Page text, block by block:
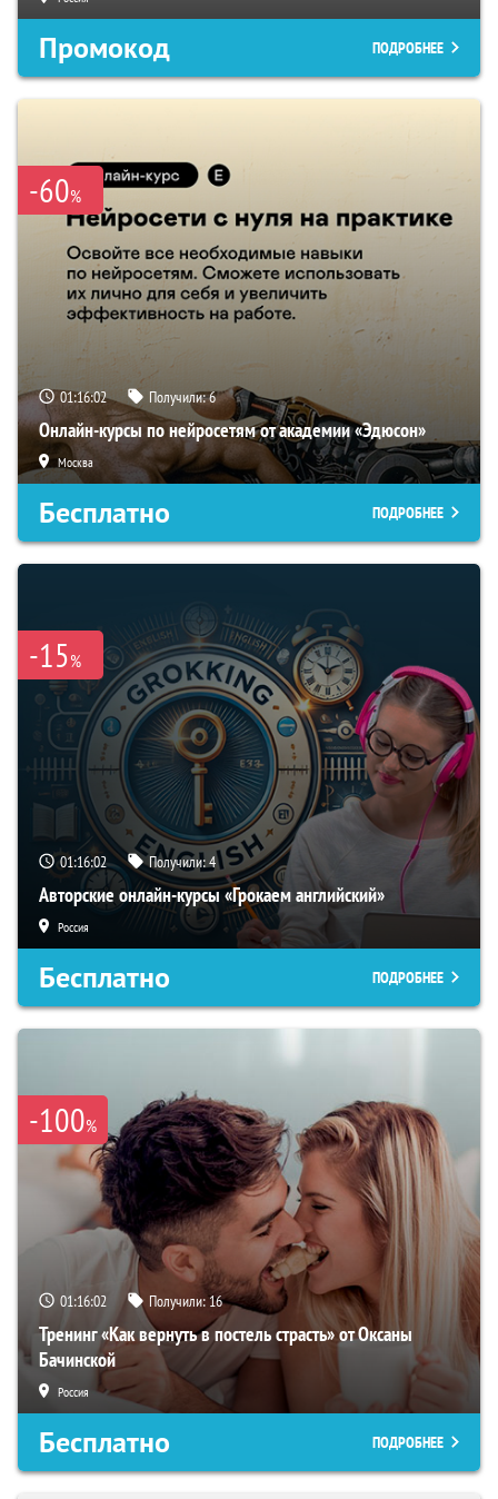
Промокод ПОДРОБНЕЕ
-60%
01:16:01 Получили:6
Онлайн-курсы по нейросетям от академии «Эдюсон»
Москва
Бесплатно ПОДРОБНЕЕ
-15%
01:16:01 Получили:4
Авторские онлайн-курсы «Грокаем английский»
Россия
Бесплатно ПОДРОБНЕЕ
-100%
01:16:01 Получили:16
Тренинг «Как вернуть в постель страсть» от Оксаны
Бачинской
Россия
Бесплатно ПОДРОБНЕЕ